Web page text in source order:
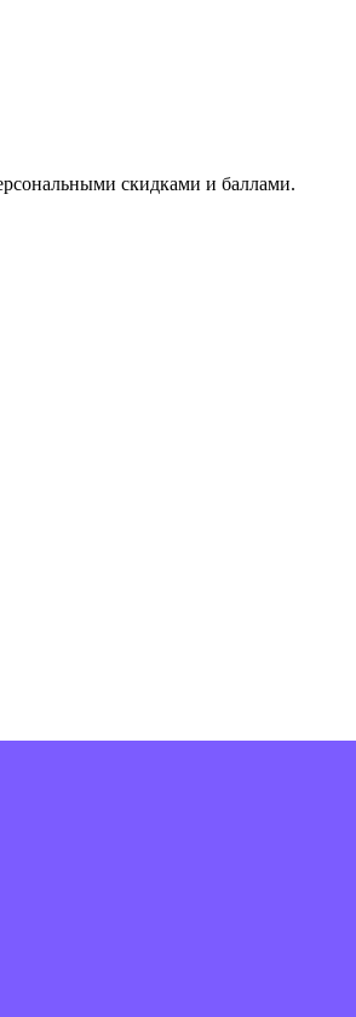
скидками и баллами.